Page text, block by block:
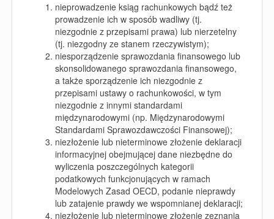
nieprowadzenie ksiąg rachunkowych bądź też
prowadzenie ich w sposób wadliwy (tj.
niezgodnie z przepisami prawa) lub nierzetelny
(tj. niezgodny ze stanem rzeczywistym);
niesporządzenie sprawozdania finansowego lub
skonsolidowanego sprawozdania finansowego,
a także sporządzenie ich niezgodnie z
przepisami ustawy o rachunkowości, w tym
niezgodnie z innymi standardami
międzynarodowymi (np. Międzynarodowymi
Standardami Sprawozdawczości Finansowej);
niezłożenie lub nieterminowe złożenie deklaracji
informacyjnej obejmującej dane niezbędne do
wyliczenia poszczególnych kategorii
podatkowych funkcjonujących w ramach
Modelowych Zasad OECD, podanie nieprawdy
lub zatajenie prawdy we wspomnianej deklaracji;
niezłożenie lub nieterminowe złożenie zeznania